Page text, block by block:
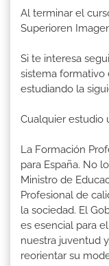
Al terminar el
Superioren
Si te interesa
sistema formativo
estudiando la
Cualquier estudio
La Formación
para España. No
Ministro de
Profesional de
la sociedad. El
es esencial para
nuestra juventud
reorientar su